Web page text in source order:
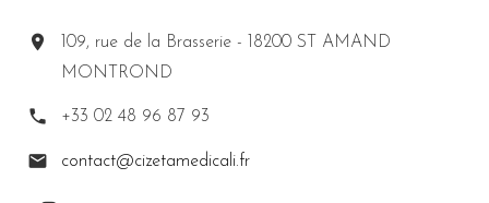
109, rue de la Brasserie - 18200 ST AMAND
MONTROND
+33 02 48 96 87 93
contact@cizetamedicali.fr